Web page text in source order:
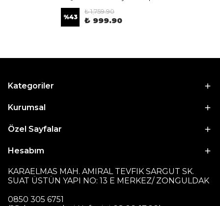
%43
₺ 1,759.90
₺ 999.90
Kategoriler
Kurumsal
Özel Sayfalar
Hesabım
KARAELMAS MAH. AMIRAL TEVFIK SARGUT SK.
SUAT ÜSTÜN YAPI NO: 13 E MERKEZ/ ZONGULDAK
0850 305 6751